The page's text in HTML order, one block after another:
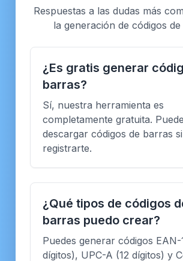
Respuestas a las dudas más
la generación de códigos
¿Es gratis generar
barras?
Sí, nuestra herramienta es
completamente gratuita.
descargar códigos de barras
registrarte.
¿Qué tipos de códigos
barras puedo crear?
Puedes generar códigos EAN-
dígitos), UPC-A (12 dígitos) y